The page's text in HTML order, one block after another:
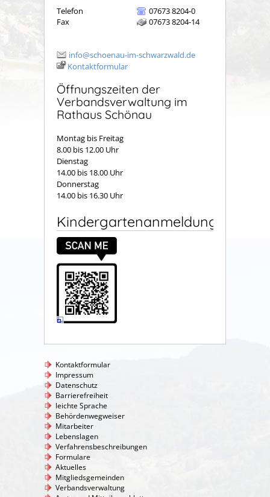
Telefon
07673 8204-0
Fax
07673 8204-14
info@schoenau-im-schwarzwald.de
Kontaktformular
Öffnungszeiten der
Verbandsverwaltung im
Rathaus Schönau
Montag bis Freitag
8.00 bis 12.00 Uhr
Dienstag
14.00 bis 18.00 Uhr
Donnerstag
14.00 bis 16.30 Uhr
Kindergartenanmeldung
Kontaktformular
Impressum
Datenschutz
Barrierefreiheit
leichte Sprache
Behördenwegweiser
Mitarbeiter
Lebenslagen
Verfahrensbeschreibungen
Formulare
Aktuelles
Mitgliedsgemeinden
Verbandsverwaltung